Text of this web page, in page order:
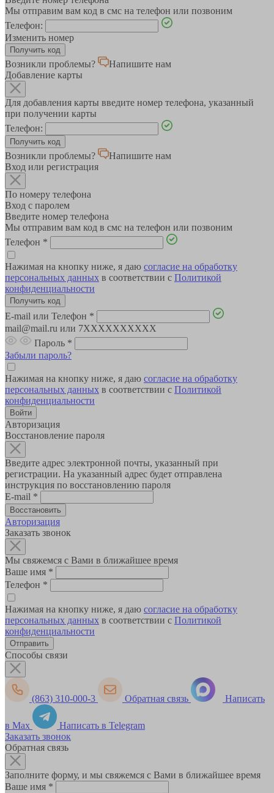
Мы отправим вам код в смс на телефон или позвоним
Телефон:
Изменить номер
Возникли проблемы?
Напишите нам
Добавление карты
Для добавления карты введите номер телефона, указанный
при получении карты
Телефон:
Возникли проблемы?
Напишите нам
Вход или регистрация
По номеру телефона
Вход с паролем
Введите номер телефона
Мы отправим вам код в смс на телефон или позвоним
Телефон *
Нажимая на кнопку ниже, я даю согласие на обработку
персональных данных в соответствии с Политикой
конфиденциальности
E-mail или Телефон *
mail@mail.ru или 7XXXXXXXXXX
Пароль *
Забыли пароль?
Нажимая на кнопку ниже, я даю согласие на обработку
персональных данных в соответствии с Политикой
конфиденциальности
Авторизация
Восстановление пароля
Введите адрес электронной почты, указанный при
регистрации. На указанный адрес будет отправлена
инструкция по восстановлению пароля
E-mail *
Авторизация
Заказать звонок
Мы свяжемся с Вами в ближайшее время
Ваше имя *
Телефон *
Нажимая на кнопку ниже, я даю согласие на обработку
персональных данных в соответствии с Политикой
конфиденциальности
Способы связи
(863) 310-000-3 Обратная связь Написать
в Max
Написать в Telegram
Заказать звонок
Обратная связь
Заполните форму, и мы свяжемся с Вами в ближайшее время
Ваше имя *